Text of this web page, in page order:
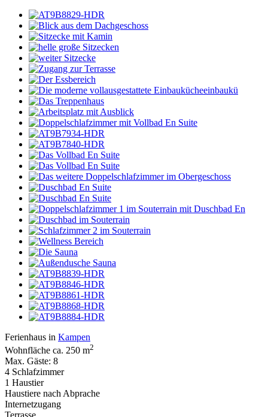
Ferienhaus in Kampen
Wohnfläche ca. 250 m2
Max. Gäste: 8
4 Schlafzimmer
1 Haustier
Haustiere nach Abprache
Internetzugang